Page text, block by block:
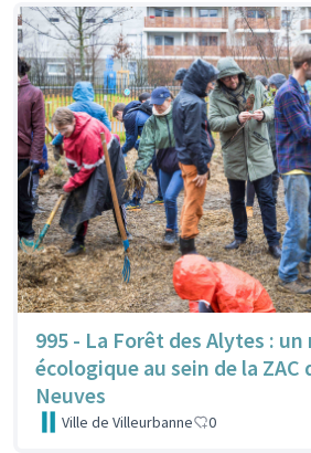
995 - La Forêt des Alytes :
écologique au sein de la ZAC
Neuves
Ville de Villeurbanne 0